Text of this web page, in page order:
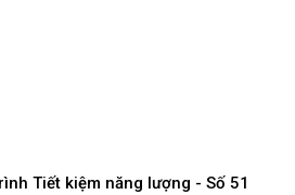
Tiết kiệm năng lượng - Số 51